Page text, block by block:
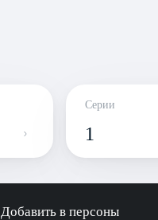
Серии
1
Добавить в персоны